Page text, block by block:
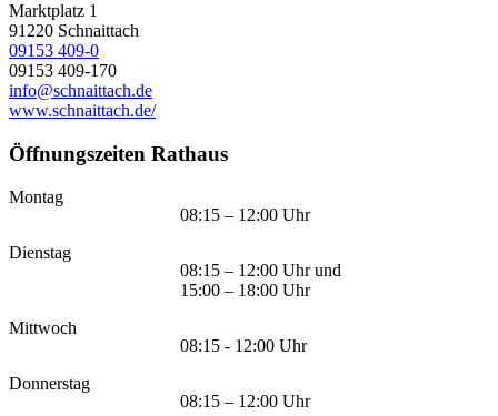
Marktplatz 1
91220 Schnaittach
09153 409-0
09153 409-170
info@schnaittach.de
www.schnaittach.de/
Öffnungszeiten Rathaus
Montag
08:15 – 12:00 Uhr
Dienstag
08:15 – 12:00 Uhr und
15:00 – 18:00 Uhr
Mittwoch
08:15 - 12:00 Uhr
Donnerstag
08:15 – 12:00 Uhr